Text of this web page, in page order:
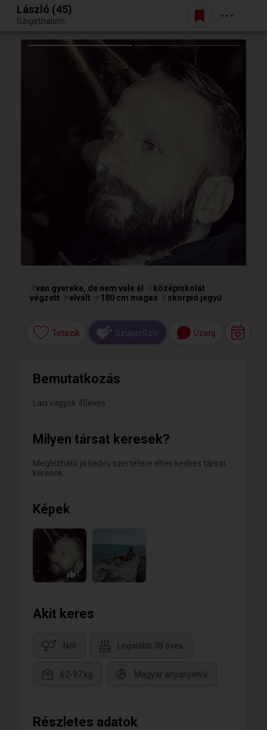
Egy jó randiból bármi lehet.
Belépés
László (45)
Szigethalom
van gyereke, de nem vele él
középiskolát
végzett
elvált 180 cm magas skorpió jegyű
Tetszik SzuperSzív Üzenj
Bemutatkozás
Laci vagyok 45éves
Milyen társat keresek?
Megbízható jó kedvü szertetere éhes kedves társat
keresek.
Képek
1
Akit keres
Nőt Legalább 38 éves
62-97 kg Magyar anyanyelvű
Részletes adatok